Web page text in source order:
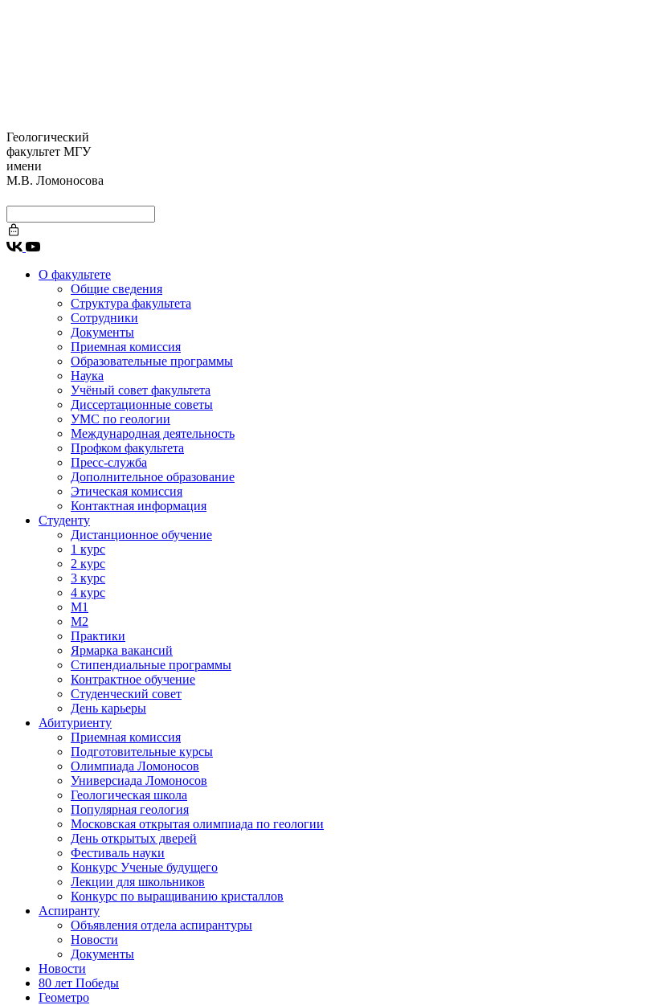
Геологический
факультет МГУ
имени
М.В. Ломоносова
О факультете
Общие сведения
Структура факультета
Сотрудники
Документы
Приемная комиссия
Образовательные программы
Наука
Учёный совет факультета
Диссертационные советы
УМС по геологии
Международная деятельность
Профком факультета
Пресс-служба
Дополнительное образование
Этическая комиссия
Контактная информация
Студенту
Дистанционное обучение
1 курс
2 курс
3 курс
4 курс
М1
М2
Практики
Ярмарка вакансий
Стипендиальные программы
Контрактное обучение
Студенческий совет
День карьеры
Абитуриенту
Приемная комиссия
Подготовительные курсы
Олимпиада Ломоносов
Универсиада Ломоносов
Геологическая школа
Популярная геология
Московская открытая олимпиада по геологии
День открытых дверей
Фестиваль науки
Конкурс Ученые будущего
Лекции для школьников
Конкурс по выращиванию кристаллов
Аспиранту
Объявления отдела аспирантуры
Новости
Документы
Новости
80 лет Победы
Геометро